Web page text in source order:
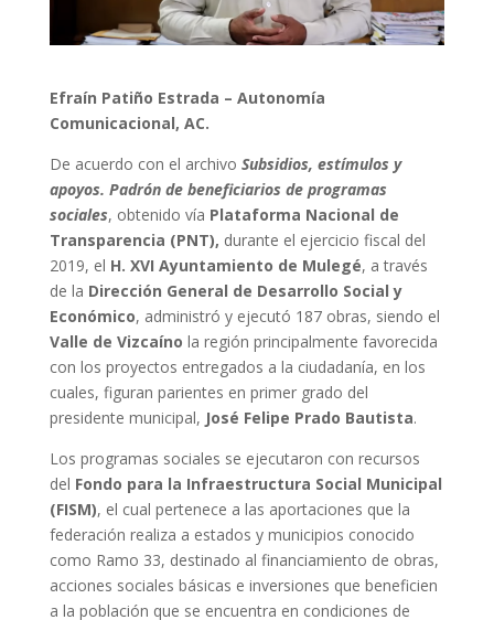
Efraín Patiño Estrada – Autonomía
Comunicacional, AC.
De acuerdo con el archivo Subsidios, estímulos y
apoyos. Padrón de beneficiarios de programas
sociales, obtenido vía Plataforma Nacional de
Transparencia (PNT), durante el ejercicio fiscal del
2019, el H. XVI Ayuntamiento de Mulegé, a través
de la Dirección General de Desarrollo Social y
Económico, administró y ejecutó 187 obras, siendo el
Valle de Vizcaíno la región principalmente favorecida
con los proyectos entregados a la ciudadanía, en los
cuales, figuran parientes en primer grado del
presidente municipal, José Felipe Prado Bautista.
Los programas sociales se ejecutaron con recursos
del Fondo para la Infraestructura Social Municipal
(FISM), el cual pertenece a las aportaciones que la
federación realiza a estados y municipios conocido
como Ramo 33, destinado al financiamiento de obras,
acciones sociales básicas e inversiones que beneficien
a la población que se encuentra en condiciones de